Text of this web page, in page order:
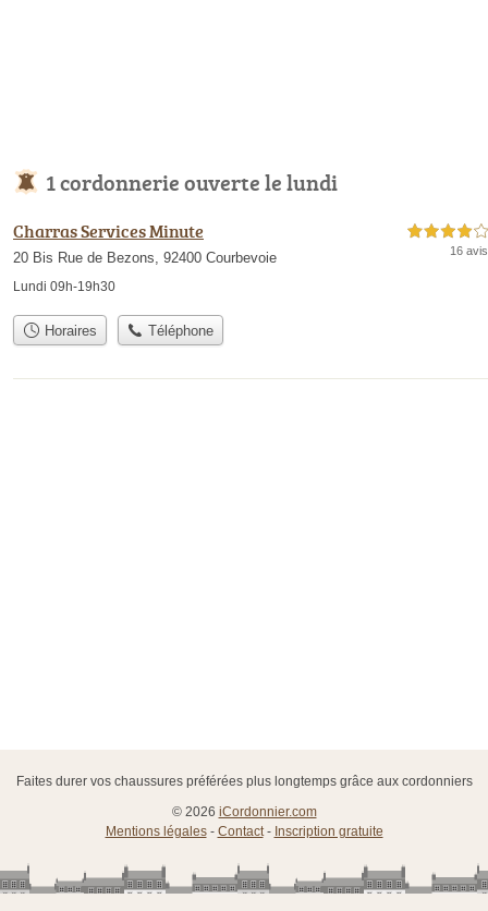
1 cordonnerie ouverte le lundi
Charras Services Minute
20 Bis Rue de Bezons, 92400 Courbevoie
Lundi 09h-19h30
4,0 étoiles sur 5
16 avis
Horaires Téléphone
Faites durer vos chaussures préférées plus longtemps grâce aux cordonniers
© 2026 iCordonnier.com
Mentions légales- Contact- Inscription gratuite